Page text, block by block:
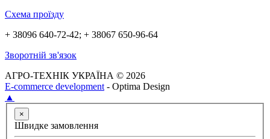
Схема проїзду
+ 38096 640-72-42; + 38067 650-96-64
Зворотній зв'язок
АГРО-ТЕХНІК УКРАЇНА © 2026
E-commerce development - Optima Design
▲
×
Швидке замовлення